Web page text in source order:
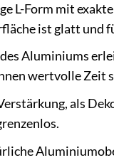
L-Form mit
ist glatt
Aluminiums
wertvolle Zeit
als